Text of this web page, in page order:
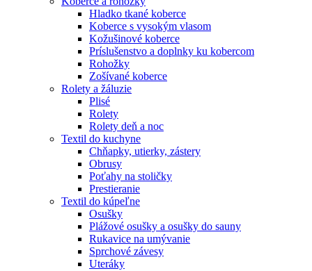
Hladko tkané koberce
Koberce s vysokým vlasom
Kožušinové koberce
Príslušenstvo a doplnky ku kobercom
Rohožky
Zošívané koberce
Rolety a žáluzie
Plisé
Rolety
Rolety deň a noc
Textil do kuchyne
Chňapky, utierky, zástery
Obrusy
Poťahy na stoličky
Prestieranie
Textil do kúpeľne
Osušky
Plážové osušky a osušky do sauny
Rukavice na umývanie
Sprchové závesy
Uteráky